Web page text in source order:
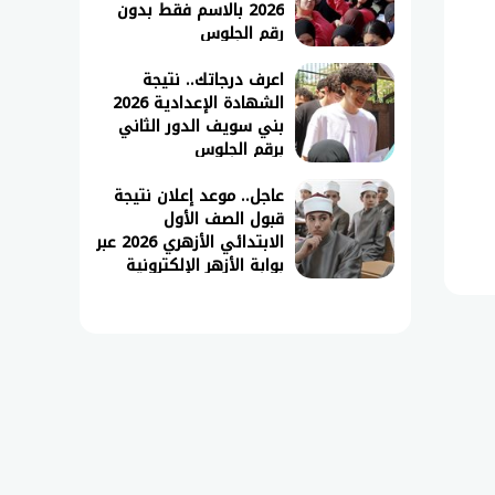
2026 بالاسم فقط بدون
رقم الجلوس
اعرف درجاتك.. نتيجة
الشهادة الإعدادية 2026
بني سويف الدور الثاني
برقم الجلوس
عاجل.. موعد إعلان نتيجة
قبول الصف الأول
الابتدائي الأزهري 2026 عبر
بوابة الأزهر الإلكترونية